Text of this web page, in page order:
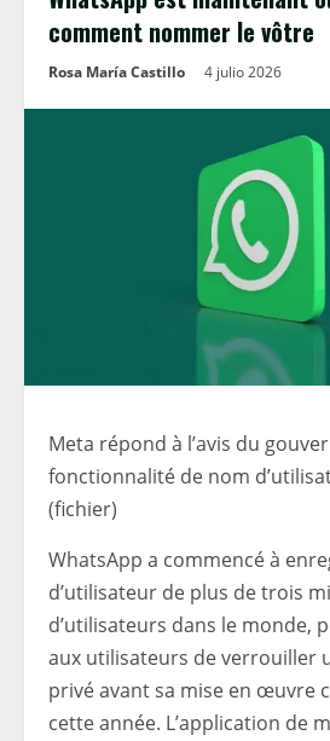
comment nommer le vôtre
Rosa María Castillo 4 julio 2026
Meta répond à l’avis du
fonctionnalité de nom
(fichier)
WhatsApp a commencé à
d’utilisateur de plus de trois
d’utilisateurs dans le monde,
aux utilisateurs de verrouiller
privé avant sa mise en œuvre
cette année. L’application de